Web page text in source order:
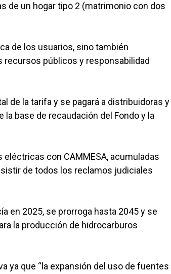
de un hogar tipo 2 (matrimonio con dos
de los usuarios, sino también
públicos y responsabilidad
de la tarifa y se pagará a distribuidoras y
base de recaudación del Fondo y la
con CAMMESA, acumuladas
de todos los reclamos judiciales
en 2025, se prorroga hasta 2045 y se
la producción de hidrocarburos
ya que “la expansión del uso de fuentes